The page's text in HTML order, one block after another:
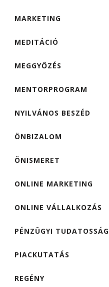
MARKETING
MEDITÁCIÓ
MEGGYŐZÉS
MENTORPROGRAM
NYILVÁNOS BESZÉD
ÖNBIZALOM
ÖNISMERET
ONLINE MARKETING
ONLINE VÁLLALKOZÁS
PÉNZÜGYI TUDATOSSÁG
PIACKUTATÁS
REGÉNY